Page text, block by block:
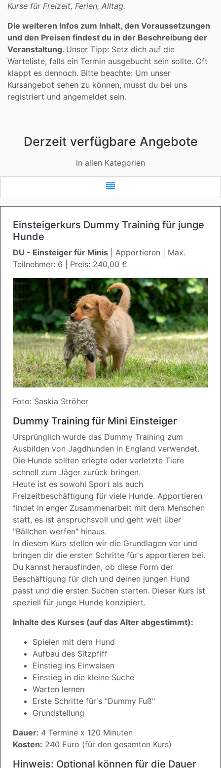
Kurse für Freizeit, Ferien, Alltag.
Die weiteren Infos zum Inhalt, den Voraussetzungen
und den Preisen findest du in der Beschreibung der
Veranstaltung. Unser Tipp: Setz dich auf die
Warteliste, falls ein Termin ausgebucht sein sollte. Oft
klappt es dennoch. Bitte beachte: Um unser
Kursangebot sehen zu können, musst du bei uns
registriert und angemeldet sein.
Derzeit verfügbare Angebote
in allen Kategorien
reorder
Einsteigerkurs Dummy Training für junge
Hunde
DU - Einsteiger für Minis | Apportieren | Max.
Teilnehmer: 6 | Preis: 240,00 €
Foto: Saskia Ströher
Dummy Training für Mini Einsteiger
Ursprünglich wurde das Dummy Training zum
Ausbilden von Jagdhunden in England verwendet.
Die Hunde sollten erlegte oder verletzte Tiere
schnell zum Jäger zurück bringen.
Heute ist es sowohl Sport als auch
Freizeitbeschäftigung für viele Hunde. Apportieren
findet in enger Zusammenarbeit mit dem Menschen
statt, es ist anspruchsvoll und geht weit über
"Bällchen werfen" hinaus.
In diesem Kurs stellen wir die Grundlagen vor und
bringen dir die ersten Schritte für's apportieren bei.
Du kannst herausfinden, ob diese Form der
Beschäftigung für dich und deinen jungen Hund
passt und die ersten Suchen starten. Dieser Kurs ist
speziell für junge Hunde konzipiert.
Inhalte des Kurses (auf das Alter abgestimmt):
Spielen mit dem Hund
Aufbau des Sitzpfiff
Einstieg ins Einweisen
Einstieg in die kleine Suche
Warten lernen
Erste Schritte für's "Dummy Fuß"
Grundstellung
Dauer: 4 Termine x 120 Minuten
Kosten: 240 Euro (für den gesamten Kurs)
Hinweis: Optional können für die Dauer